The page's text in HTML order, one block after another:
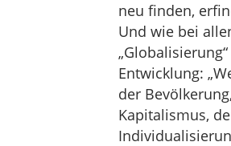
neu finden,
Und wie bei
Entwicklung:
der
Kapitalismus,